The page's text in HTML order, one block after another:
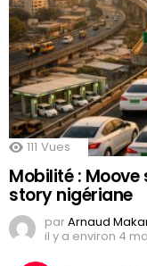
111 Vues
Mobilité : Moove
story nigériane
parArnaud
il y a environ 4